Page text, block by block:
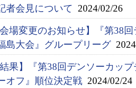
者会見について 2024/02/26
会場変更のお知らせ】『第38
大会』グループリーグ
結果】『第38回デンソーカッ
フ』順位決定戦 2024/02/24